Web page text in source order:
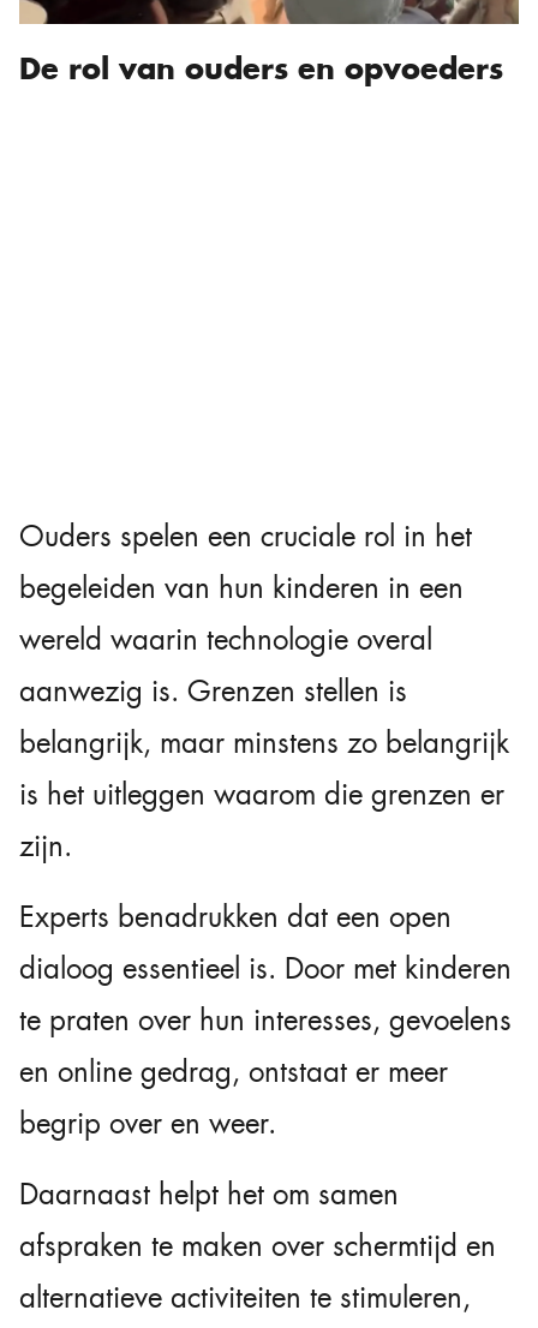
De rol van ouders en opvoeders
Ouders spelen een cruciale rol in het
begeleiden van hun kinderen in een
wereld waarin technologie overal
aanwezig is. Grenzen stellen is
belangrijk, maar minstens zo belangrijk
is het uitleggen waarom die grenzen er
zijn.
Experts benadrukken dat een open
dialoog essentieel is. Door met kinderen
te praten over hun interesses, gevoelens
en online gedrag, ontstaat er meer
begrip over en weer.
Daarnaast helpt het om samen
afspraken te maken over schermtijd en
alternatieve activiteiten te stimuleren,